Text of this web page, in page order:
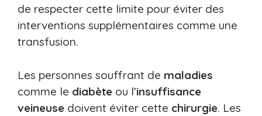
de respecter cette limite pour éviter des
interventions supplémentaires comme une
transfusion.
Les personnes souffrant de maladies
comme le diabète ou l’insuffisance
veineuse doivent éviter cette chirurgie. Les